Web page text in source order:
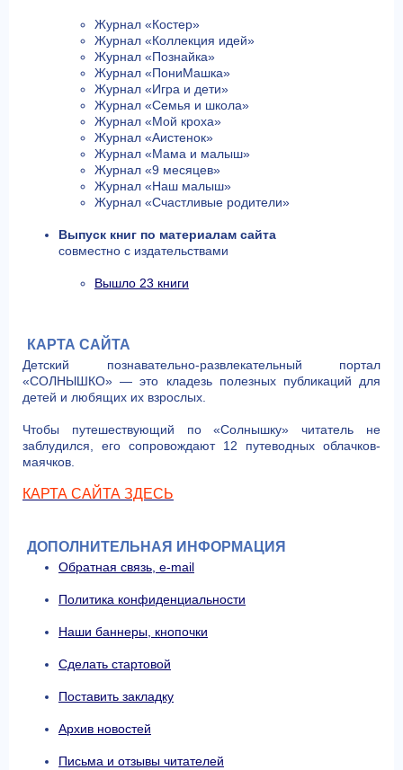
Журнал «Костер»
Журнал «Коллекция идей»
Журнал «Познайка»
Журнал «ПониМашка»
Журнал «Игра и дети»
Журнал «Семья и школа»
Журнал «Мой кроха»
Журнал «Аистенок»
Журнал «Мама и малыш»
Журнал «9 месяцев»
Журнал «Наш малыш»
Журнал «Счастливые родители»
Выпуск книг по материалам сайта
совместно с издательствами
Вышло 23 книги
КАРТА САЙТА
Детский познавательно-развлекательный портал
«СОЛНЫШКО» — это кладезь полезных публикаций для
детей и любящих их взрослых.
Чтобы путешествующий по «Солнышку» читатель не
заблудился, его сопровождают 12 путеводных облачков-
маячков.
КАРТА САЙТА ЗДЕСЬ
ДОПОЛНИТЕЛЬНАЯ ИНФОРМАЦИЯ
Обратная связь, e-mail
Политика конфиденциальности
Наши баннеры, кнопочки
Сделать стартовой
Поставить закладку
Архив новостей
Письма и отзывы читателей